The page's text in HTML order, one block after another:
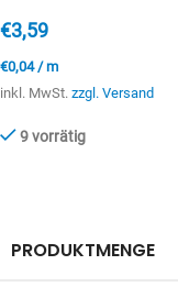
€3,59
€0,04/m
inkl. MwSt. zzgl. Versand
9 vorrätig
PRODUKTMENGE